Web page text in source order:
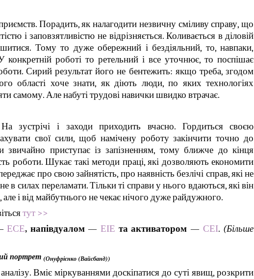
Порадить, як налагодити незвичну сміливу справу, що
і заповзятливістю не відрізняється. Коливається в діловій
Тому то дуже обережний і бездіяльний, то, навпаки,
роботі то ретельний і все уточнює, то поспішає
Сирий результат його не бентежить: якщо треба, згодом
області хоче знати, як діють люди, по яких технологіях
самому. Але набуті трудові навички швидко втрачає.
зустрічі і заходи приходить вчасно. Гордиться своєю
свої сили, щоб намічену роботу закінчити точно до
приступає із запізненням, тому ближче до кінця
роботи. Шукає такі методи праці, які дозволяють економити
про свою зайнятість, про наявність безлічі справ, які не
силах переламати. Тільки ті справи у нього вдаються, які він
і від майбутнього не чекає нічого дуже райдужного.
тут >>
ЕСЕ, напівдуалом—ЕІЕ та активатором — СЕІ. (Більше
портрет (Онуфрієнко (Вайсбанд))
Вміє міркуваннями доскіпатися до суті явищ, розкрити